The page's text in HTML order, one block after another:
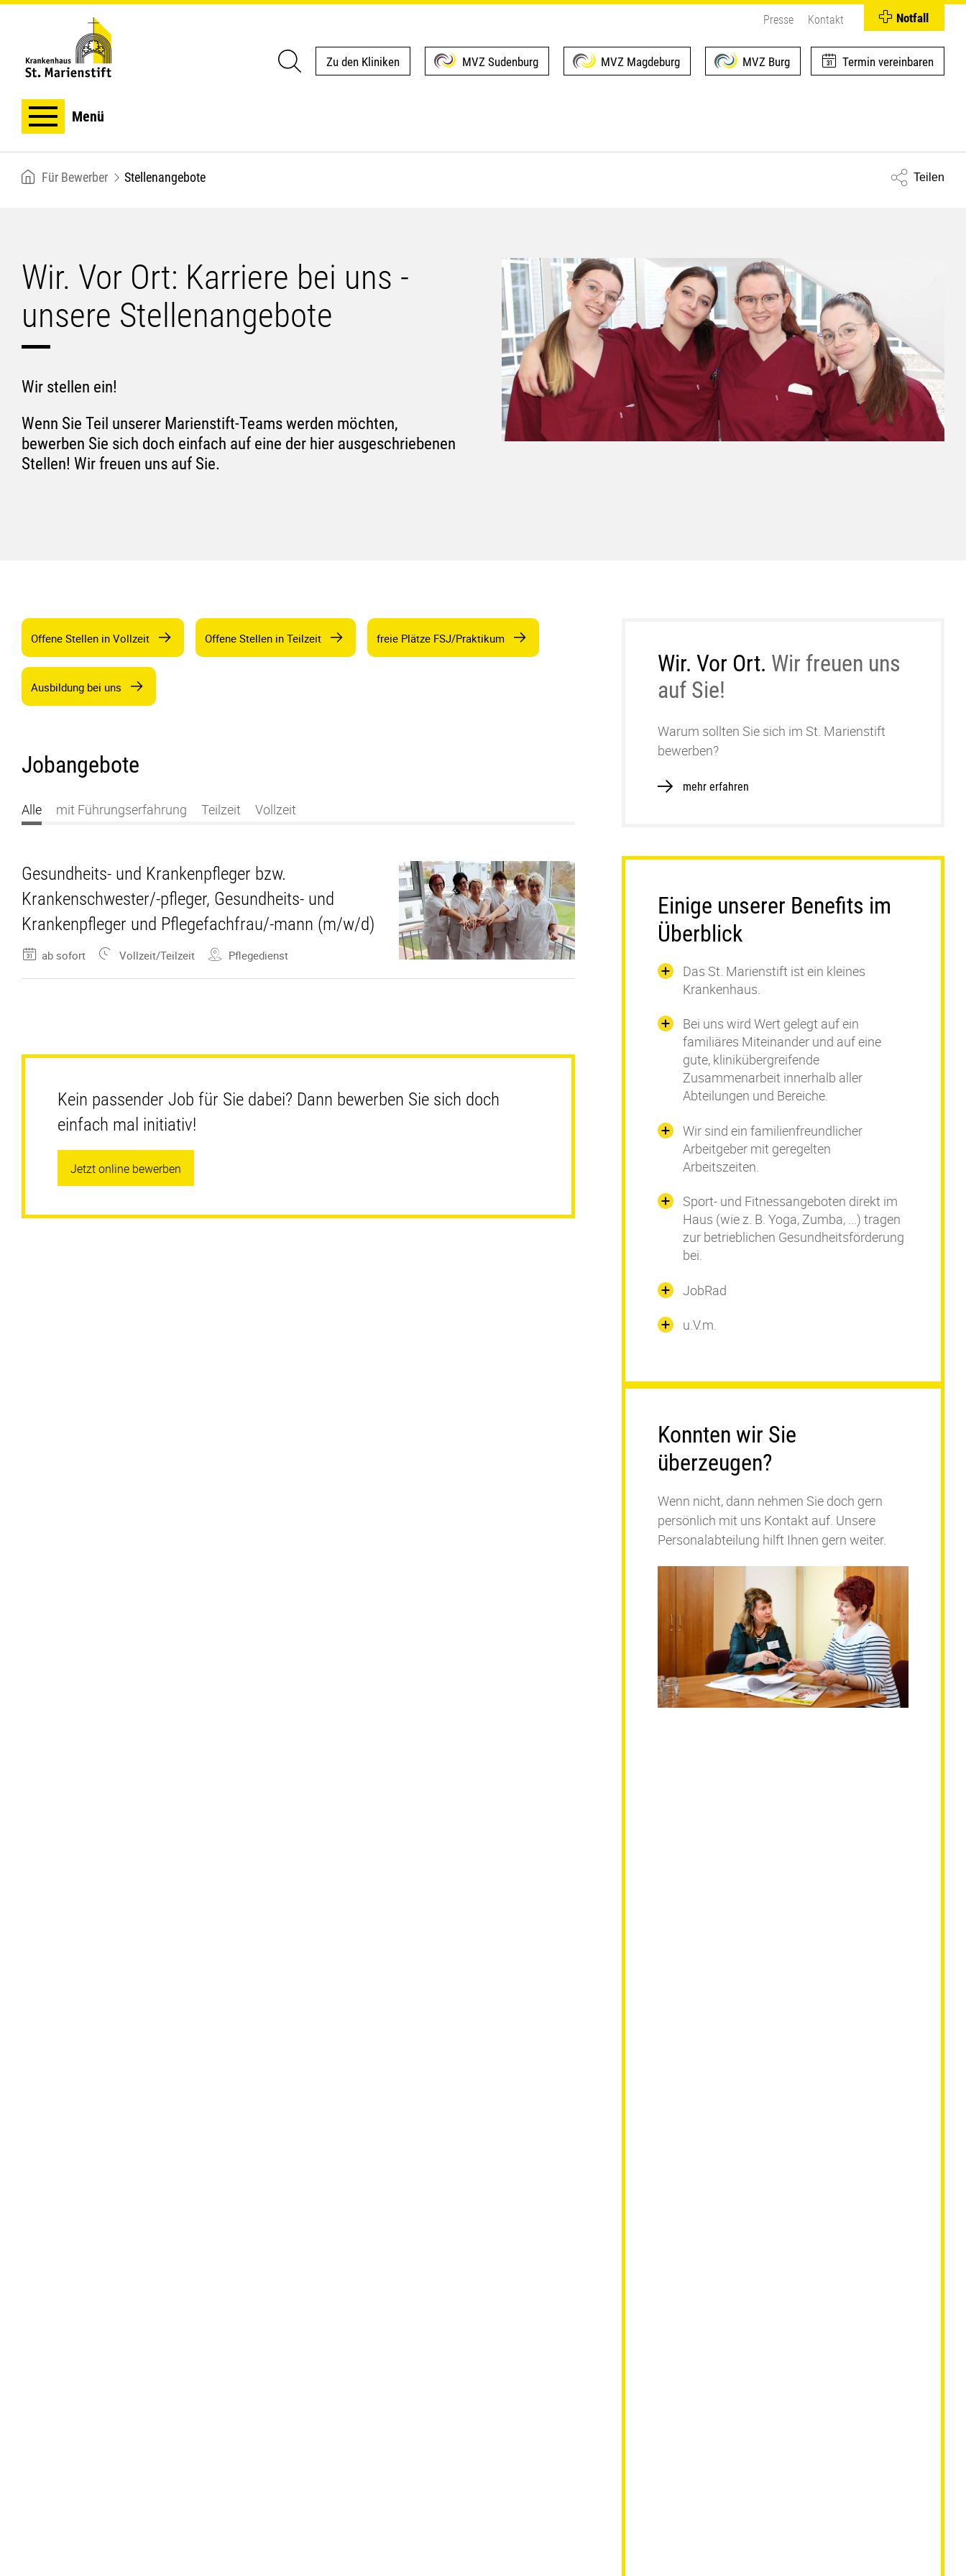
Presse Kontakt
Zu den Kliniken MVZ Sudenburg MVZ Magdeburg MVZ Burg Termin vereinbaren
Notfall
Menü
Breadcrumb
Für Bewerber Stellenangebote Teilen
Wir. Vor Ort: Karriere bei uns -
unsere Stellenangebote
Wir stellen ein!
Wenn Sie Teil unserer Marienstift-Teams werden möchten,
bewerben Sie sich doch einfach auf eine der hier ausgeschriebenen
Stellen! Wir freuen uns auf Sie.
Offene Stellen in Vollzeit Offene Stellen in Teilzeit freie Plätze FSJ/Praktikum
Ausbildung bei uns
Jobangebote
Alle mit Führungserfahrung Teilzeit Vollzeit
Gesundheits- und Krankenpfleger bzw.
Krankenschwester/-pfleger, Gesundheits- und
Krankenpfleger und Pflegefachfrau/-mann (m/w/d)
ab sofort Vollzeit/Teilzeit Pflegedienst
Kein passender Job für Sie dabei? Dann bewerben Sie sich doch
einfach mal initiativ!
Jetzt online bewerben
Wir. Vor Ort. Wir freuen uns
auf Sie!
Warum sollten Sie sich im St. Marienstift
bewerben?
mehr erfahren
Einige unserer Benefits im
Überblick
Das St. Marienstift ist ein kleines
Krankenhaus.
Bei uns wird Wert gelegt auf ein
familiäres Miteinander und auf eine
gute, klinikübergreifende
Zusammenarbeit innerhalb aller
Abteilungen und Bereiche.
Wir sind ein familienfreundlicher
Arbeitgeber mit geregelten
Arbeitszeiten.
Sport- und Fitnessangeboten direkt im
Haus (wie z. B. Yoga, Zumba, ...) tragen
zur betrieblichen Gesundheitsförderung
bei.
JobRad
u.V.m.
Konnten wir Sie
überzeugen?
Wenn nicht, dann nehmen Sie doch gern
persönlich mit uns Kontakt auf. Unsere
Personalabteilung hilft Ihnen gern weiter.